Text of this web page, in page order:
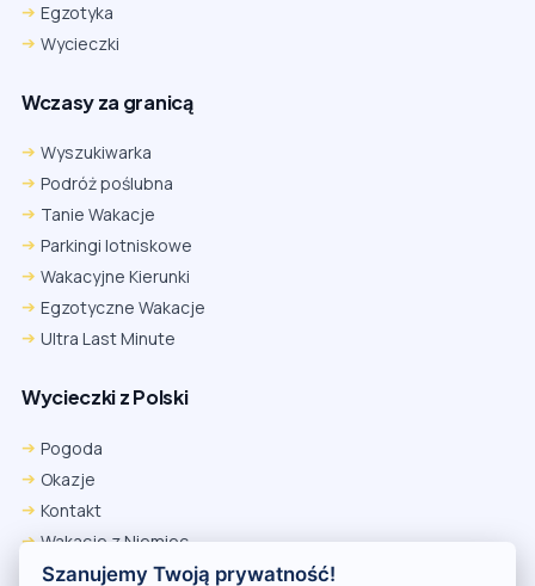
Egzotyka
Wycieczki
Wczasy za granicą
Wyszukiwarka
Podróż poślubna
Tanie Wakacje
Parkingi lotniskowe
Wakacyjne Kierunki
Egzotyczne Wakacje
Ultra Last Minute
Wycieczki z Polski
Pogoda
Okazje
Kontakt
Wakacje z Niemiec
Polityka Prywatności
Szanujemy Twoją prywatność!